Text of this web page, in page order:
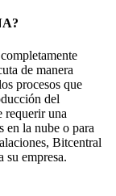
de manera
procesos que
del
requerir una
en la nube o para
Bitcentral
su empresa.